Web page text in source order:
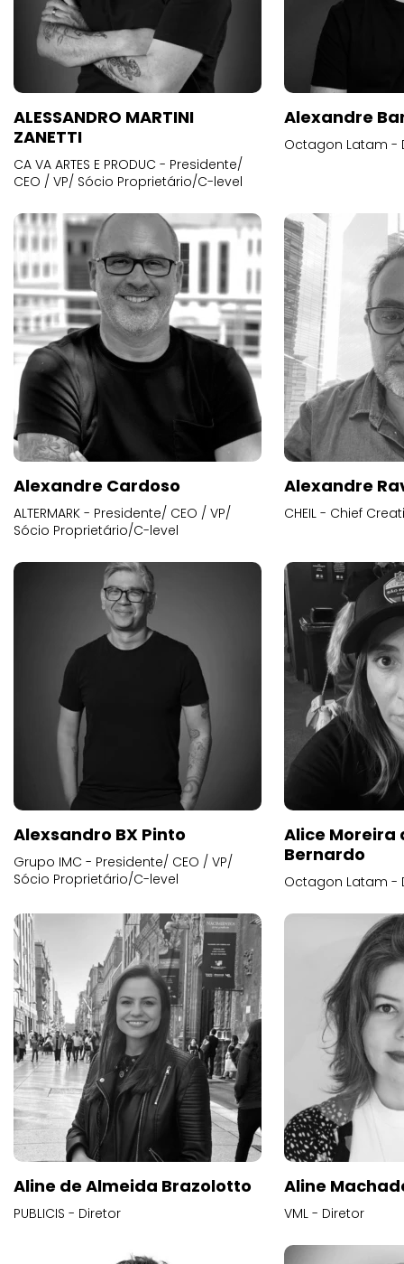
ALESSANDRO MARTINI
ZANETTI
CA VA ARTES E PRODUC - Presidente/
CEO / VP/ Sócio Proprietário/C-level
Alexandre
Octagon Latam -
Alexandre Cardoso
ALTERMARK - Presidente/ CEO / VP/
Sócio Proprietário/C-level
Alexandre
CHEIL - Chief
Alexsandro BX Pinto
Grupo IMC - Presidente/ CEO / VP/
Sócio Proprietário/C-level
Alice
Bernardo
Octagon Latam -
Aline de Almeida Brazolotto
PUBLICIS - Diretor
Aline
VML - Diretor